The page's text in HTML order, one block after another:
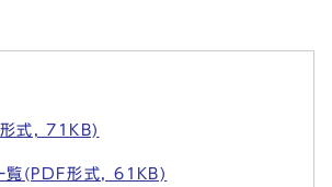
式, 71KB)
覧(PDF形式, 61KB)